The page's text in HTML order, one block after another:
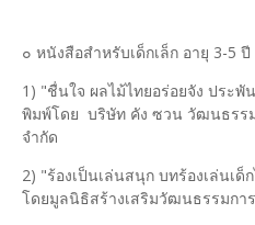
๐ หนังสือสำหรับเด็กเล็ก อายุ 3-5
1) "ชื่นใจ ผลไม้ไทยอร่อยจัง ประ
พิมพ์โดย บริษัท คัง ซวน วัฒนธรร
จำกัด
2) "ร้องเป็นเล่นสนุก บทร้องเล่นเ
โดยมูลนิธิสร้างเสริมวัฒนธรรมกา